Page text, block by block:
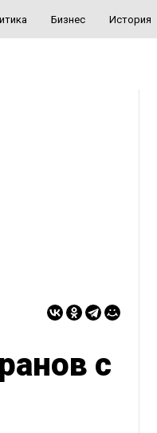
Бизнес История
с